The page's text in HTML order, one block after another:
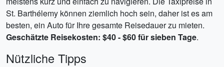
St. Barthélemy können ziemlich hoch sein, daher ist es am
besten, ein Auto für Ihre gesamte Reisedauer zu mieten.
Geschätzte Reisekosten: $40 - $60 für sieben Tage.
Nützliche Tipps